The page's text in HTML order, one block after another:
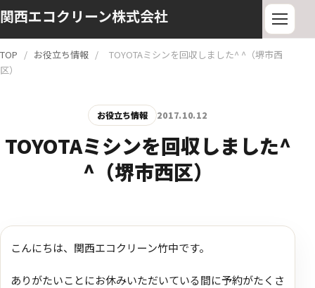
関西エコクリーン株式会社
TOP / お役立ち情報 /
TOYOTAミシンを回収しました^ ^（堺市西
区）
お役立ち情報 2017.10.12
TOYOTAミシンを回収しました^
^（堺市西区）
こんにちは、関西エコクリーン竹中です。
ありがたいことにお休みいただいている間に予約がたくさ